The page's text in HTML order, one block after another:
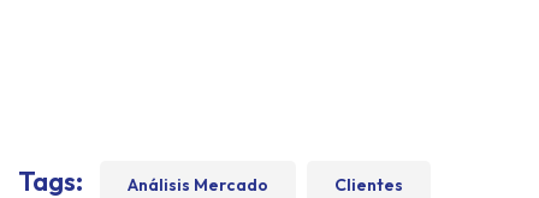
Tags: Análisis Mercado Clientes